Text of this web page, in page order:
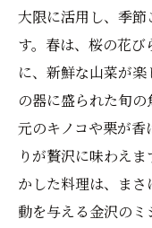
大限に活用し、季
す。春は、桜の花
に、新鮮な山菜が
の器に盛られた旬
元のキノコや栗が
りが贅沢に味わえ
かした料理は、ま
動を与える金沢の